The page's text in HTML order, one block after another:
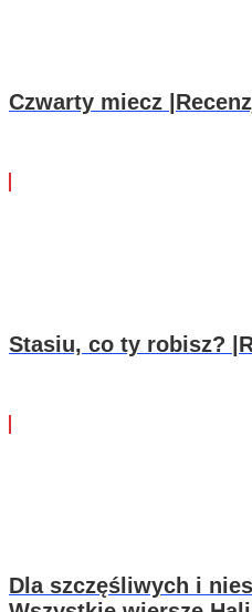
Czwarty miecz
Stasiu, co ty robisz?
Dla szczęśliwych i